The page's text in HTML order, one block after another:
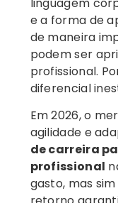
e a forma de
de maneira
podem ser
profissional.
diferencial
Em 2026, o
agilidade e
de carreira
profissional
gasto, mas